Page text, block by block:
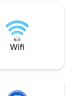
deux grandes
et d'un sèche-
tabourets de bar
50 pas du parc du
035115
Wifi